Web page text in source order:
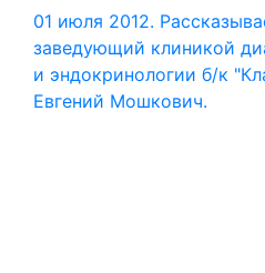
01 июля 2012.
заведующий клиникой
и эндокринологии б/к
Евгений Мошкович.